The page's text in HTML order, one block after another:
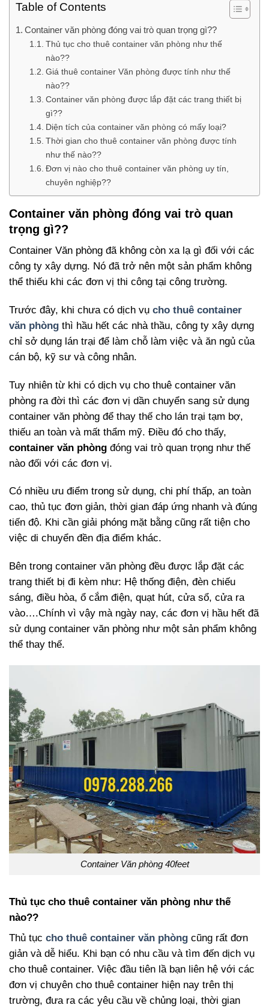
Table of Contents
Container văn phòng đóng vai trò quan trọng gì??
Thủ tục cho thuê container văn phòng như thế
nào??
Giá thuê container Văn phòng được tính như thế
nào??
Container văn phòng được lắp đặt các trang thiết bị
gì??
Diện tích của container văn phòng có mấy loại?
Thời gian cho thuê container văn phòng được tính
như thế nào??
Đơn vị nào cho thuê container văn phòng uy tín,
chuyên nghiệp??
Container văn phòng đóng vai trò quan
trọng gì??
Container Văn phòng đã không còn xa lạ gì đối với các
công ty xây dựng. Nó đã trở nên một sản phẩm không
thể thiếu khi các đơn vị thi công tại công trường.
Trước đây, khi chưa có dịch vụ cho thuê container
văn phòng thì hầu hết các nhà thầu, công ty xây dựng
chỉ sở dụng lán trại để làm chỗ làm việc và ăn ngủ của
cán bộ, kỹ sư và công nhân.
Tuy nhiên từ khi có dịch vụ cho thuê container văn
phòng ra đời thì các đơn vị dần chuyển sang sử dụng
container văn phòng để thay thế cho lán trại tạm bợ,
thiếu an toàn và mất thẩm mỹ. Điều đó cho thấy,
container văn phòng đóng vai trò quan trọng như thế
nào đối với các đơn vị.
Có nhiều ưu điểm trong sử dụng, chi phí thấp, an toàn
cao, thủ tục đơn giản, thời gian đáp ứng nhanh và đúng
tiến độ. Khi cần giải phóng mặt bằng cũng rất tiện cho
việc di chuyển đền địa điểm khác.
Bên trong container văn phòng đều được lắp đặt các
trang thiết bị đi kèm như: Hệ thống điện, đèn chiếu
sáng, điều hòa, ổ cắm điện, quạt hút, cửa sổ, cửa ra
vào….Chính vì vậy mà ngày nay, các đơn vị hầu hết đã
sử dụng container văn phòng như một sản phẩm không
thể thay thế.
Container Văn phòng 40feet
Thủ tục cho thuê container văn phòng như thế
nào??
Thủ tục cho thuê container văn phòng cũng rất đơn
giản và dễ hiểu. Khi bạn có nhu cầu và tìm đến dịch vụ
cho thuê container. Việc đầu tiên lầ bạn liên hệ với các
đơn vị chuyên cho thuê container hiện nay trên thị
trường, đưa ra các yêu cầu về chủng loại, thời gian